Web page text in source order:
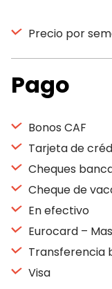
Precio por
Pago
Bonos CAF
Tarjeta de
Cheques
Cheque de
En efectivo
Eurocard –
Transferencia
Visa